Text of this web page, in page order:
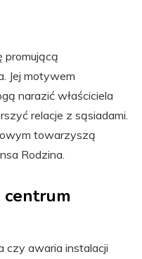
promującą
Jej motywem
narazić właściciela
relacje z sąsiadami.
towarzyszą
Rodzina.
centrum
czy awaria instalacji